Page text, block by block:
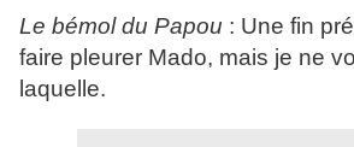
Le bémol du Papou : Une fin
faire pleurer Mado, mais je ne
laquelle.